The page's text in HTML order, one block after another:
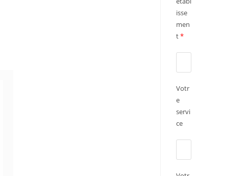
isse
men
t*
Votr
e
servi
ce